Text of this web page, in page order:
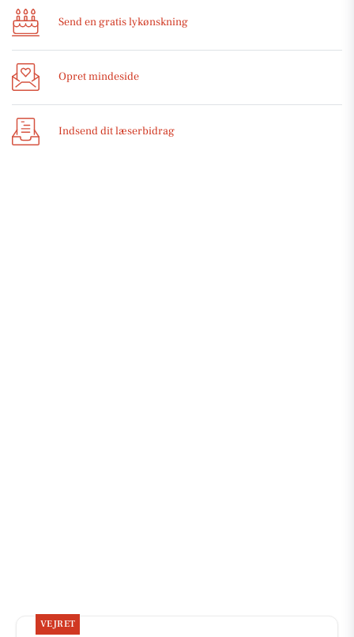
Send en gratis lykønskning
Opret mindeside
Indsend dit læserbidrag
VEJRET